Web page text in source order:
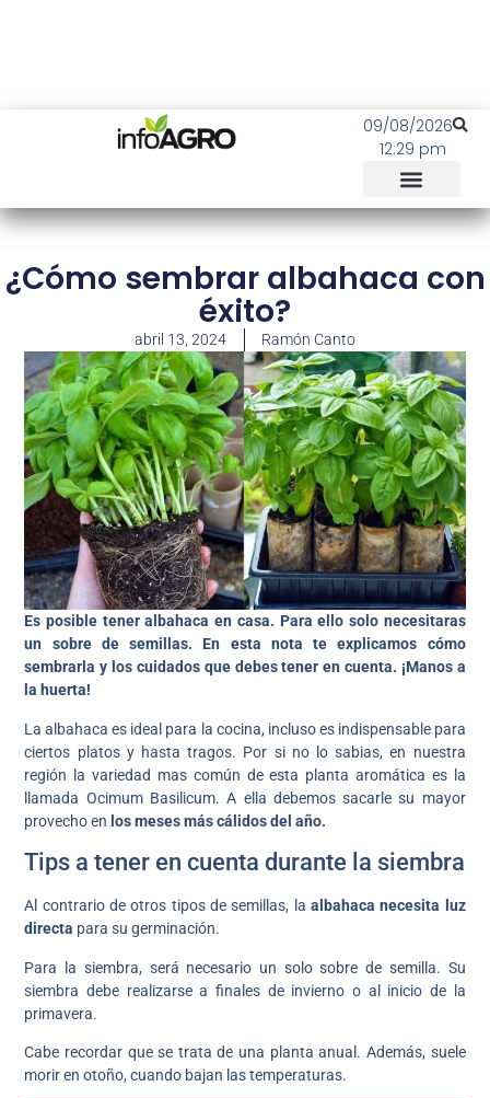
09/08/2026
12:29 pm
¿Cómo sembrar albahaca con
éxito?
abril 13, 2024 Ramón Canto
Es posible tener albahaca en casa. Para ello solo necesitaras
un sobre de semillas. En esta nota te explicamos cómo
sembrarla y los cuidados que debes tener en cuenta. ¡Manos a
la huerta!
La albahaca es ideal para la cocina, incluso es indispensable para
ciertos platos y hasta tragos. Por si no lo sabias, en nuestra
región la variedad mas común de esta planta aromática es la
llamada Ocimum Basilicum. A ella debemos sacarle su mayor
provecho en los meses más cálidos del año.
Tips a tener en cuenta durante la siembra
Al contrario de otros tipos de semillas, la albahaca necesita luz
directa para su germinación.
Para la siembra, será necesario un solo sobre de semilla. Su
siembra debe realizarse a finales de invierno o al inicio de la
primavera.
Cabe recordar que se trata de una planta anual. Además, suele
morir en otoño, cuando bajan las temperaturas.